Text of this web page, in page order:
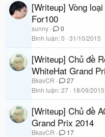
[Writeup] Vòng
For100
sunny
0
Bình luận 0 31/10/2015
[Writeup] Chủ đề
WhiteHat Grand
BkavCR
27
Bình luận 27 18/09/2015
[Writeup] Chủ đề
Grand Prix 2014
BkavCR
17